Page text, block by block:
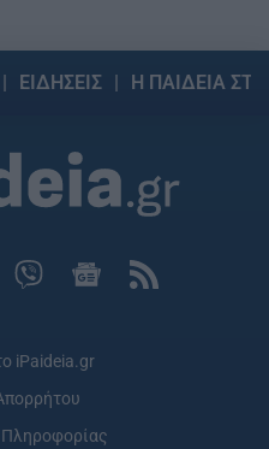
ΕΙΔΗΣΕΙΣ Η ΠΑΙΔΕΙΑ
iPaideia.gr